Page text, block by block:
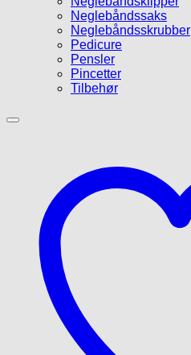
Neglebåndssaks
Neglebåndsskrubber
Pedicure
Pensler
Pincetter
Tilbehør